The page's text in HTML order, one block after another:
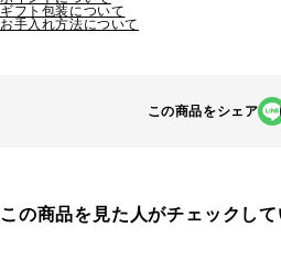
ギフト包装について
お手入れ方法について
この商品をシェア
この商品を見た人がチェックし